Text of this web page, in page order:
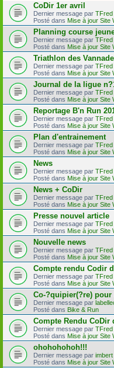
CoDir 1er avril
Dernier message par TFred
Posté dans Mise à jour Site
Planning course
Dernier message par TFred
Posté dans Mise à jour Site
Triathlon des
Dernier message par TFred
Posté dans Mise à jour Site
Journal de la ligue
Dernier message par TFred
Posté dans Mise à jour Site
Reportage B'n Run
Dernier message par TFred
Posté dans Mise à jour Site
Plan d'entrainement
Dernier message par TFred
Posté dans Mise à jour Site
News
Dernier message par TFred
Posté dans Mise à jour Site
News + CoDir
Dernier message par TFred
Posté dans Mise à jour Site
Presse nouvel article
Dernier message par TFred
Posté dans Mise à jour Site
Nouvelle news
Dernier message par TFred
Posté dans Mise à jour Site
Compte rendu Codir
Dernier message par TFred
Posté dans Mise à jour Site
Co-?quipier(?re)
Dernier message par
Posté dans Bike & Run
Compte Rendu CoDir
Dernier message par TFred
Posté dans Mise à jour Site
ohohohohoh!!!
Dernier message par imbert
Posté dans Mise à jour Site